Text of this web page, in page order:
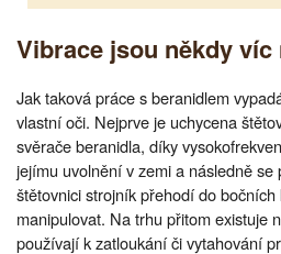
Vibrace jsou někdy víc
Jak taková práce s beranidlem
vlastní oči. Nejprve je uchycena
svěrače beranidla, díky
jejímu uvolnění v zemi a následně
štětovnici strojník přehodí do
manipulovat. Na trhu přitom existuje
používají k zatloukání či vytahování